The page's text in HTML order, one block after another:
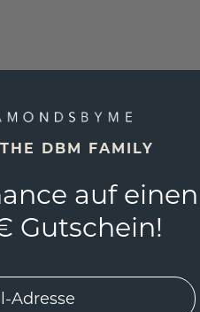
DBM FAMILY
auf einen
Gutschein!